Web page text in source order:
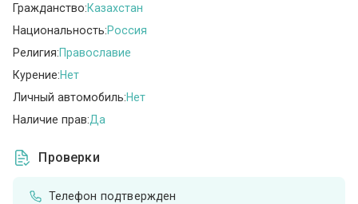
Гражданство:Казахстан
Национальность:Россия
Религия:Православие
Курение:Нет
Личный автомобиль:Нет
Наличие прав:Да
Проверки
Телефон подтвержден